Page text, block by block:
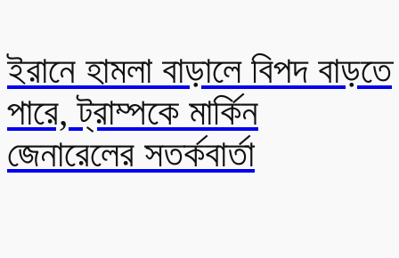
ইরানে হামলা বাড়ালে বিপদ বাড়তে
পারে, ট্রাম্পকে মার্কিন
জেনারেলের সতর্কবার্তা